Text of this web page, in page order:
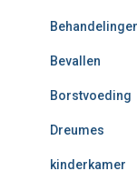
Bevallen
Borstvoeding
Dreumes
kinderkamer